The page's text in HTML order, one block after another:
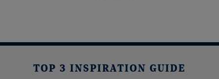
TOP 3 INSPIRATION GUIDE